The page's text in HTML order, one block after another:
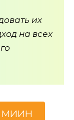
их
на всех
МИИН